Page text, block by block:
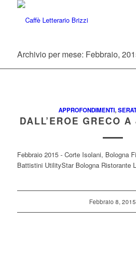
Archivio per mese: Febbraio,
APPROFONDIMENTI,
DALL’EROE GRECO
Febbraio 2015 - Corte Isolani, Bologna
Battistini UtilityStar Bologna Ristorante
Febbraio 8, 2015